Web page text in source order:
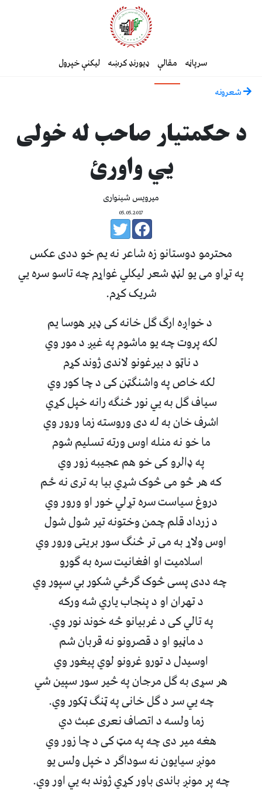
سرپاڼه مقالې ډیورنډ کرښه لیکنې خپرول
شعرونه
د حکمتيار صاحب له خولی
يي واورئ
ميرويس شينواری
05.05.2017
محترمو دوستانو زه شاعر نه يم خو ددی عکس
په تړاو می يو لڼډ شعر ليکلي غواړم چه تاسو سره يي
شريک کړم.
د خواږه ارګ ګل خانه کی ډير هوسا يم
لکه پروت چه يو ماشوم په غيږ د مور وي
د ناټو د بيرغونو لاندی ژوند کړم
لکه خاص په واشنګټن کی د چا کور وي
سياف ګل به يي نور څنګه رانه خپل کړي
اشرف خان به له دی وروسته زما ورور وي
ما خو نه منله اوس ورته تسليم شوم
په ډالرو کی خو هم عجيبه زور وي
که هر څو می څوک شړي بيا به تری نه ځم
دروغ سياست سره تړلي خور او ورور وي
د زرداد قلم چمن وختونه تير شول شول
اوس ولاړ به می تر څنګ سور بريتی ورور وي
اسلاميت او افغانيت سره به ګورو
چه ددی پسی څوک ګرځي شکور بي سپور وي
د تهران او د پنجاب ياري شه ورکه
په تالي کی د غربيانو څه خوند نور وي.
د ماڼيو او د قصرونو نه قربان شم
اوسيدل د تورو غرونو لوي پيغور وي
هر سړی به ګل مرجان په څير سور سپين شي
چه يي سر د ګل خانی په ټنګ ټکور وي.
زما ولسه د اتصاف نعری عبث دي
هغه مير دی چه په مټ کی د چا زور وي
مونږ سيايون نه سوداګر د خپل ولس يو
چه پر مونږ باندی باور کړي ژوند به يي اور وي.